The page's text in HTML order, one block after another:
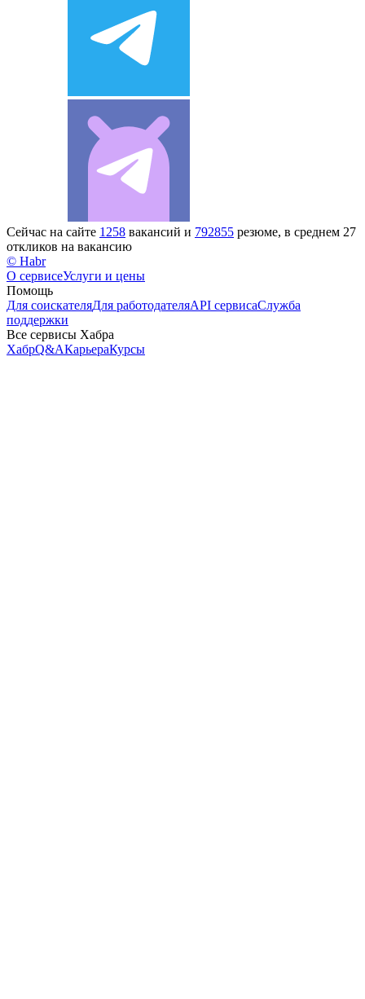
Сейчас на сайте 1258 вакансий и 792855 резюме, в среднем 27
откликов на вакансию
© Habr
О сервисеУслуги и цены
Помощь
Для соискателяДля работодателяAPI сервисаСлужба
поддержки
Все сервисы Хабра
ХабрQ&AКарьераКурсы